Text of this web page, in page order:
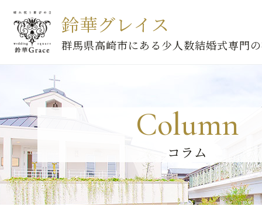
鈴華グレイス
群馬県高崎市にある少人数結婚式専門
Column
コラム